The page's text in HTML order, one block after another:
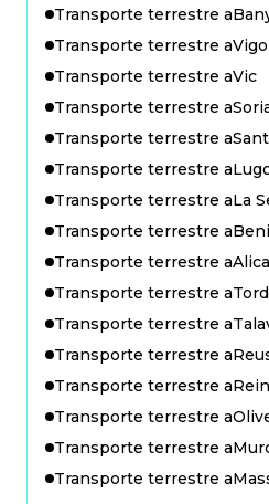
Transporte terrestre a
Transporte terrestre aVigo
Transporte terrestre aVic
Transporte terrestre a
Transporte terrestre a
Transporte terrestre a
Transporte terrestre aLa
Transporte terrestre a
Transporte terrestre a
Transporte terrestre a
Transporte terrestre a
Transporte terrestre a
Transporte terrestre a
Transporte terrestre a
Transporte terrestre a
Transporte terrestre a